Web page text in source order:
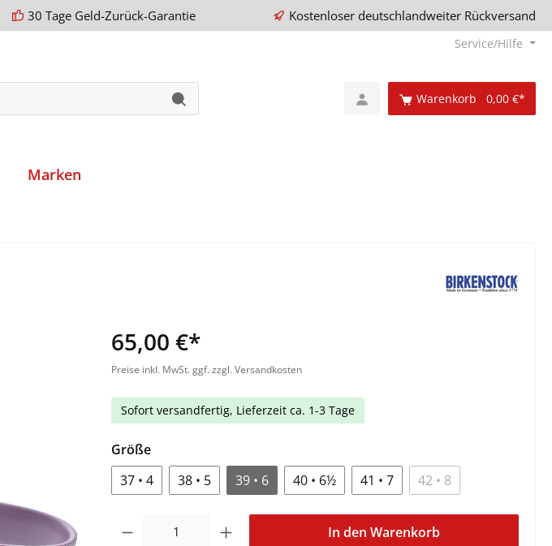
30 Tage Geld-Zurück-Garantie Kostenloser deutschlandweiter Rückversand
Service/Hilfe
Warenkorb 0,00 €*
Marken
65,00 €*
Preise inkl. MwSt. ggf. zzgl. Versandkosten
Sofort versandfertig, Lieferzeit ca. 1-3 Tage
Größe
37 • 4
38 • 5 39 • 6 40 • 6½ 41 • 7 42 • 8
In den Warenkorb